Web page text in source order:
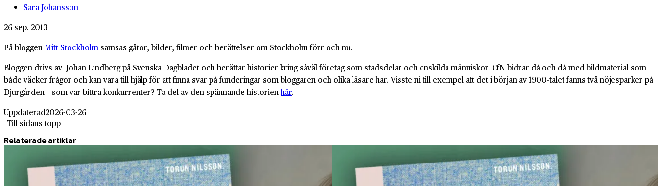
Sara Johansson
26 sep. 2013
På bloggenMitt Stockholm samsas gåtor, bilder, filmer och berättelser om Stockholm förr och nu.
Bloggen drivs av Johan Lindberg på Svenska Dagbladet och berättar historier kring såväl företag som stadsdelar och enskilda människor. CfN bidrar då och då med bildmaterial som
både väcker frågor och kan vara till hjälp för att finna svar på funderingar som bloggaren och olika läsare har. Visste ni till exempel att det i början av 1900-talet fanns två nöjesparker på
Djurgården – som var bittra konkurrenter? Ta del av den spännande historienhär.
Uppdaterad2026-03-26
Till sidans topp
Relaterade artiklar